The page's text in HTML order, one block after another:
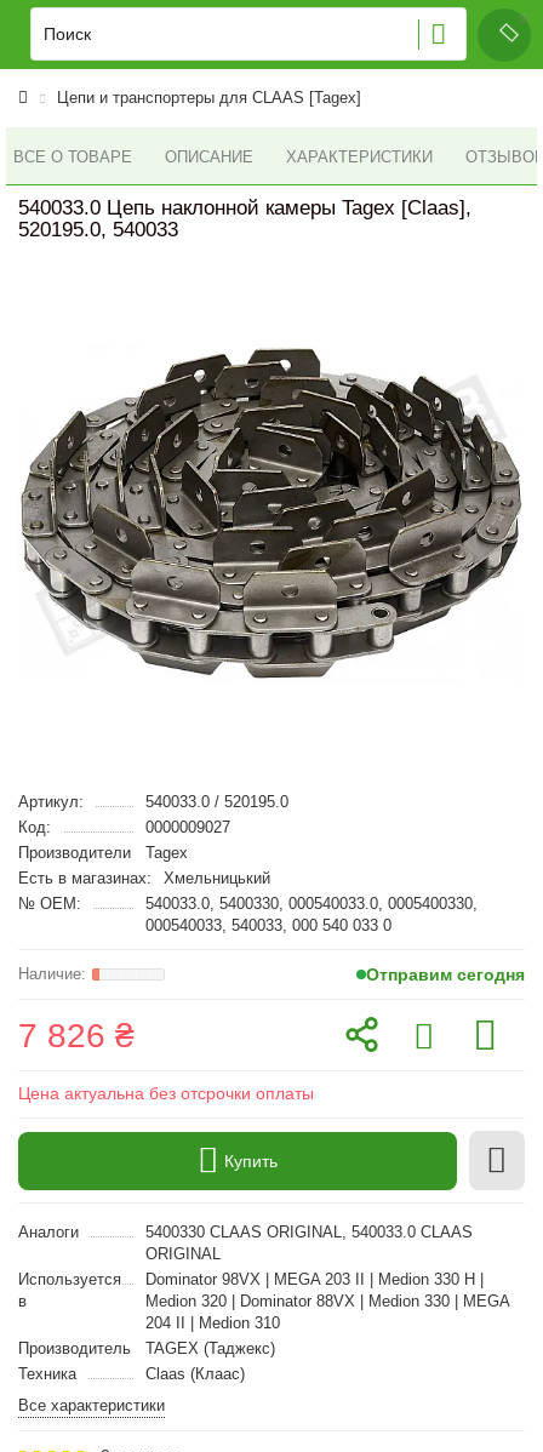
Цепи и транспортеры для CLAAS [Tagex]
ВСЕ О ТОВАРЕ ОПИСАНИЕ ХАРАКТЕРИСТИКИ ОТЗЫВОВ
540033.0 Цепь наклонной камеры Tagex [Claas],
520195.0, 540033
Артикул:
540033.0 / 520195.0
Код:
0000009027
Производители
Tagex
Есть в магазинах:
Хмельницький
№ OEM:
540033.0, 5400330, 000540033.0, 0005400330,
000540033, 540033, 000 540 033 0
Отправим сегодня
7 826 ₴
Цена актуальна без отсрочки оплаты
Купить
Аналоги
5400330 CLAAS ORIGINAL, 540033.0 CLAAS
ORIGINAL
Используется
в
Dominator 98VX | MEGA 203 II | Medion 330 H |
Medion 320 | Dominator 88VX | Medion 330 | MEGA
204 II | Medion 310
Производитель
TAGEX (Таджекс)
Техника
Claas (Клаас)
Все характеристики